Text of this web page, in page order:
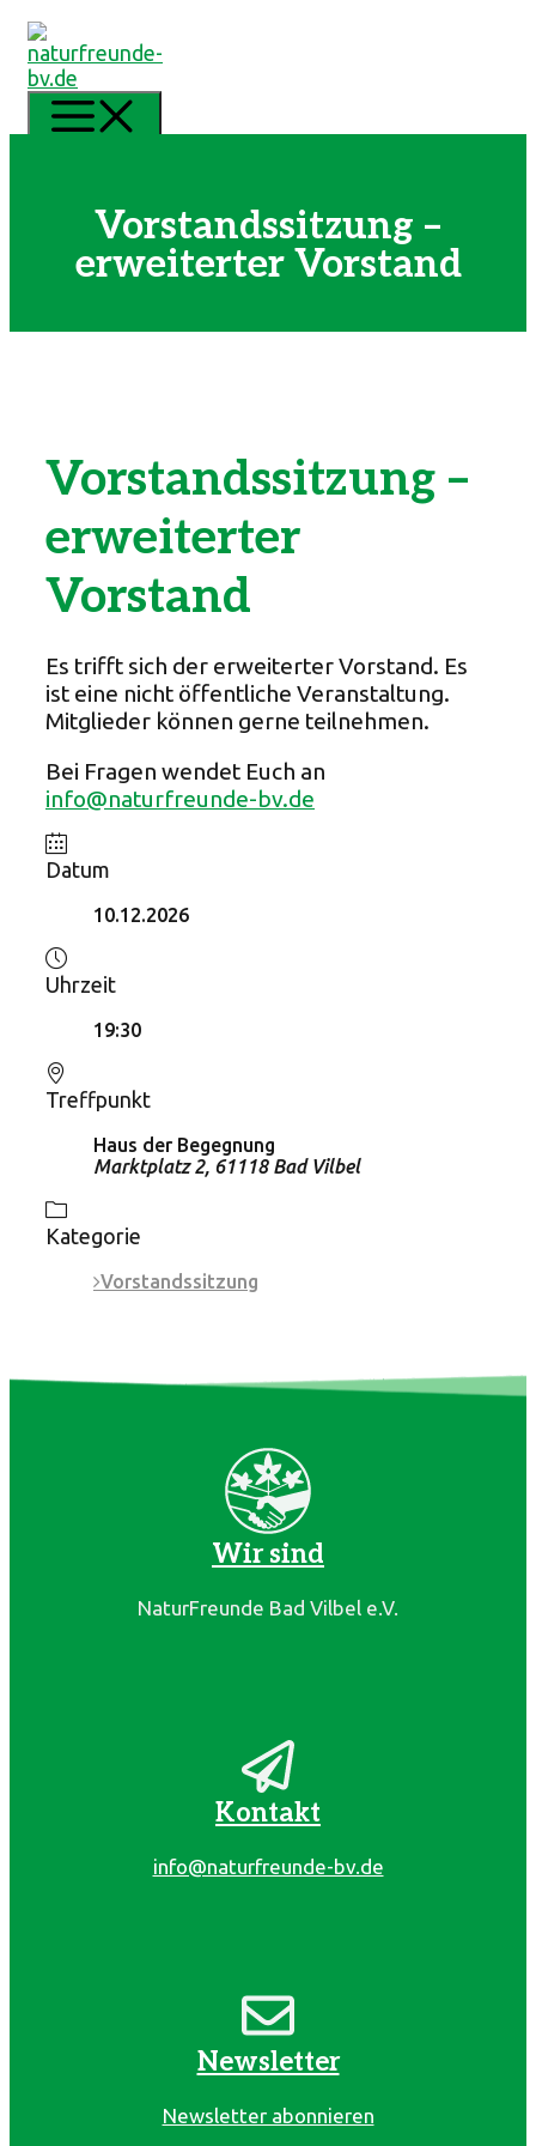
Zum
Inhalt
springen
Vorstandssitzung –
erweiterter Vorstand
Vorstandssitzung –
erweiterter
Vorstand
Es trifft sich der erweiterter Vorstand. Es
ist eine nicht öffentliche Veranstaltung.
Mitglieder können gerne teilnehmen.
Bei Fragen wendet Euch an
info@naturfreunde-bv.de
Datum
10.12.2026
Uhrzeit
19:30
Treffpunkt
Haus der Begegnung
Marktplatz 2, 61118 Bad Vilbel
Kategorie
Vorstandssitzung
Wir sind
NaturFreunde Bad Vilbel e.V.
Kontakt
info@naturfreunde-bv.de
Newsletter
Newsletter abonnieren